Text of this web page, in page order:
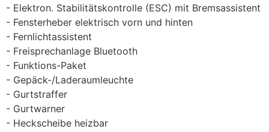
Elektron. Stabilitätskontrolle (ESC) mit Bremsassistent
Fensterheber elektrisch vorn und hinten
Fernlichtassistent
Freisprechanlage Bluetooth
Funktions-Paket
Gepäck-/Laderaumleuchte
Gurtstraffer
Gurtwarner
Heckscheibe heizbar